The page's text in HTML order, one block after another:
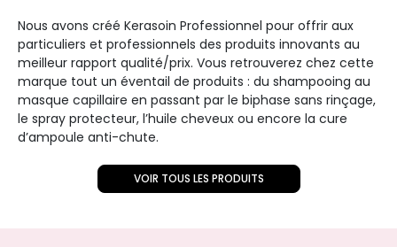
Nous avons créé Kerasoin Professionnel pour offrir aux
particuliers et professionnels des produits innovants au
meilleur rapport qualité/prix. Vous retrouverez chez cette
marque tout un éventail de produits : du shampooing au
masque capillaire en passant par le biphase sans rinçage,
le spray protecteur, l’huile cheveux ou encore la cure
d’ampoule anti-chute.
VOIR TOUS LES PRODUITS